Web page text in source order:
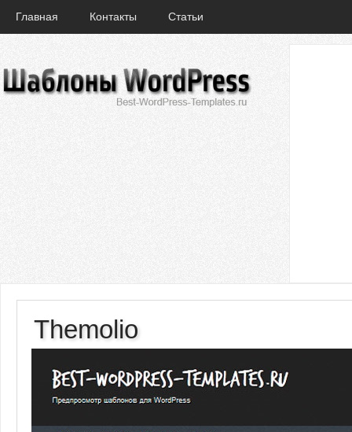
Главная Контакты Статьи
Themolio